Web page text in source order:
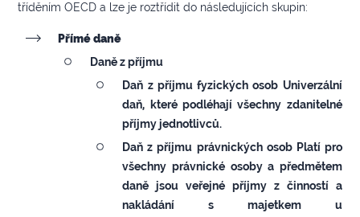
tříděním OECD a lze je roztřídit do následujících skupin:
Přímé daně
Daně z příjmu
Daň z příjmu fyzických osob Univerzální
daň, které podléhají všechny zdanitelné
příjmy jednotlivců.
Daň z příjmu právnických osob Platí pro
všechny právnické osoby a předmětem
daně jsou veřejné příjmy z činností a
nakládání s majetkem u